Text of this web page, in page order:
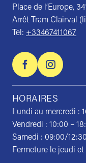
Place de l’Europe,
Arrêt Tram Clairval
Tel: +33467411067
HORAIRES
Lundi au mercredi :
Vendredi : 10:00 –
Samedi : 09:00/
Fermeture le jeudi